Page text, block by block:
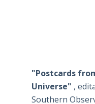
"Postcards
Universe" ,
Southern